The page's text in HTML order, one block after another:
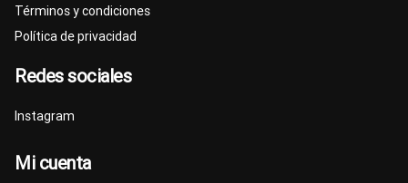
Términos y condiciones
Política de privacidad
Redes sociales
Instagram
Mi cuenta